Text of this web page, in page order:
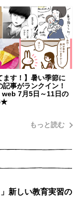
ます！】暑い季節に
記事がランクイン！
7月5日～11日の
もっと読む
新しい教育実習の